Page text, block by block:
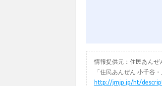
情報提供元：住民あんぜ
「住民あんぜん 小千谷
http://jmjp.jp/ht/